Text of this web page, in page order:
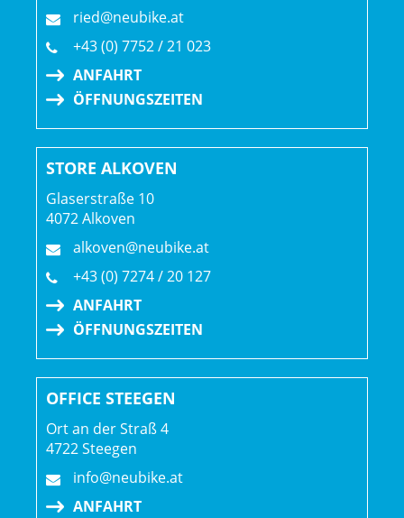
ried@neubike.at
+43 (0) 7752 / 21 023
ANFAHRT
ÖFFNUNGSZEITEN
STORE ALKOVEN
Glaserstraße 10
4072 Alkoven
alkoven@neubike.at
+43 (0) 7274 / 20 127
ANFAHRT
ÖFFNUNGSZEITEN
OFFICE STEEGEN
Ort an der Straß 4
4722 Steegen
info@neubike.at
ANFAHRT